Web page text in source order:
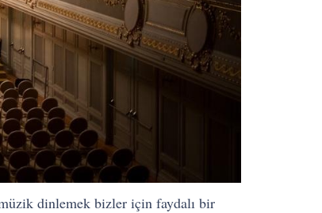
dinlemek bizler için faydalı bir